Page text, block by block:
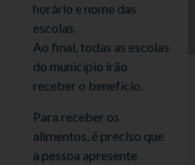
horário e nome das
escolas.
Ao final, todas as escolas
do município irão
receber o benefício.
Para receber os
alimentos, é preciso que
a pessoa apresente